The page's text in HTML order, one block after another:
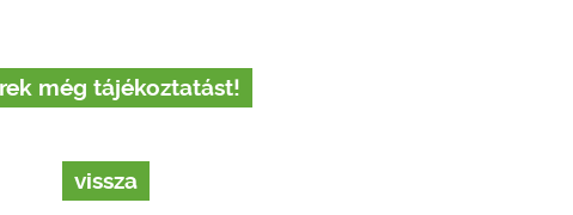
még tájékoztatást!
vissza